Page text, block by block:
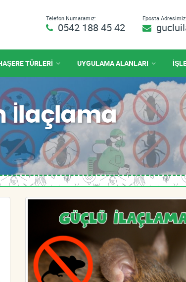
Telefon Numaramız:
0542 188 45 42
Eposta
TÜRLERİ UYGULAMA ALANLARI
İlaçlama